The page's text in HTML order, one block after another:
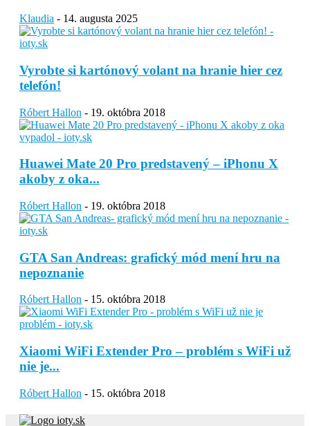
Klaudia - 14. augusta 2025
Vyrobte si kartónový volant na hranie hier cez
telefón!
Róbert Hallon - 19. októbra 2018
Huawei Mate 20 Pro predstavený – iPhonu X
akoby z oka...
Róbert Hallon - 19. októbra 2018
GTA San Andreas: grafický mód mení hru na
nepoznanie
Róbert Hallon - 15. októbra 2018
Xiaomi WiFi Extender Pro – problém s WiFi už
nie je...
Róbert Hallon - 15. októbra 2018